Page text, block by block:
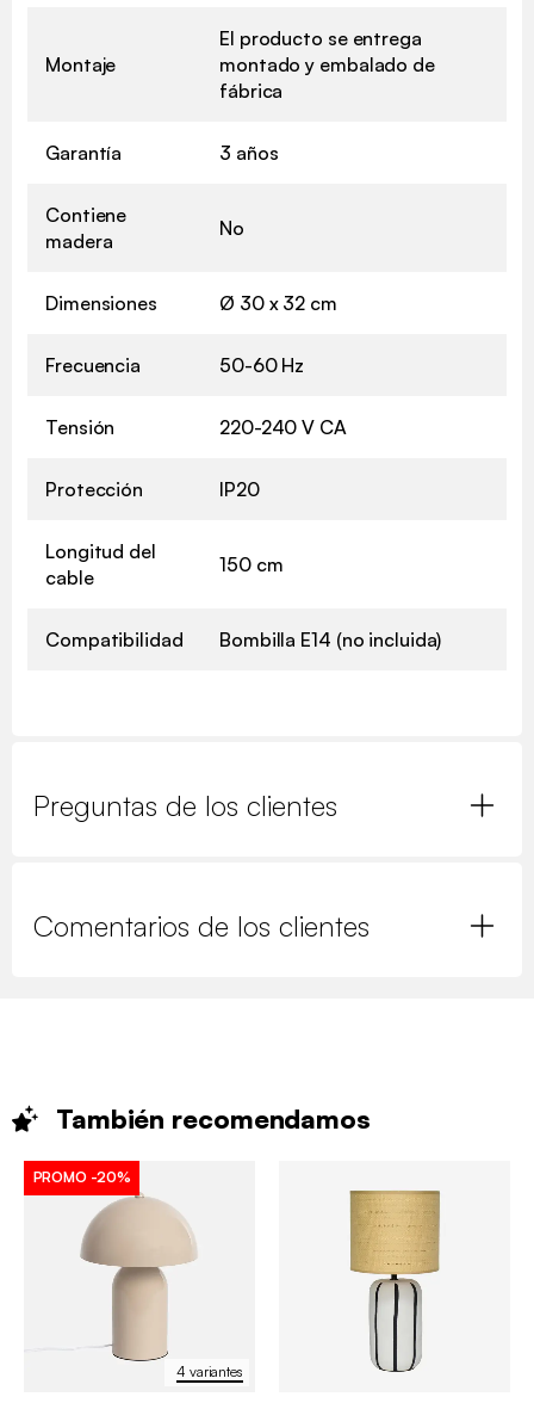
Montaje
El producto se entrega
montado y embalado de
fábrica
Garantía 3 años
Contiene
madera
No
Dimensiones Ø 30 x 32 cm
Frecuencia 50-60 Hz
Tensión 220-240 V CA
Protección IP20
Longitud del
cable
150 cm
Compatibilidad Bombilla E14 (no incluida)
Preguntas de los clientes
Comentarios de los clientes
También recomendamos
4 variantes
PROMO -20%